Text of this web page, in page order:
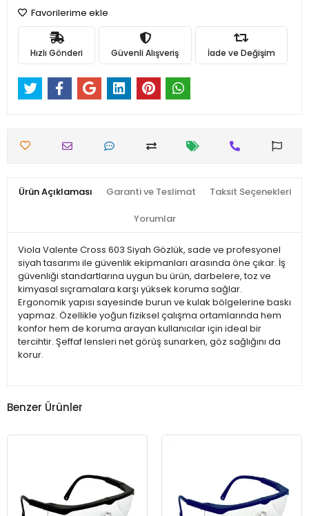
Favorilerime ekle
Hızlı Gönderi Güvenli Alışveriş İade ve Değişim
Ürün Açıklaması Garanti ve Teslimat Taksit Seçenekleri
Yorumlar
Viola Valente Cross 603 Siyah Gözlük, sade ve profesyonel
siyah tasarımı ile güvenlik ekipmanları arasında öne çıkar. İş
güvenliği standartlarına uygun bu ürün, darbelere, toz ve
kimyasal sıçramalara karşı yüksek koruma sağlar.
Ergonomik yapısı sayesinde burun ve kulak bölgelerine baskı
yapmaz. Özellikle yoğun fiziksel çalışma ortamlarında hem
konfor hem de koruma arayan kullanıcılar için ideal bir
tercihtir. Şeffaf lensleri net görüş sunarken, göz sağlığını da
korur.
Benzer Ürünler